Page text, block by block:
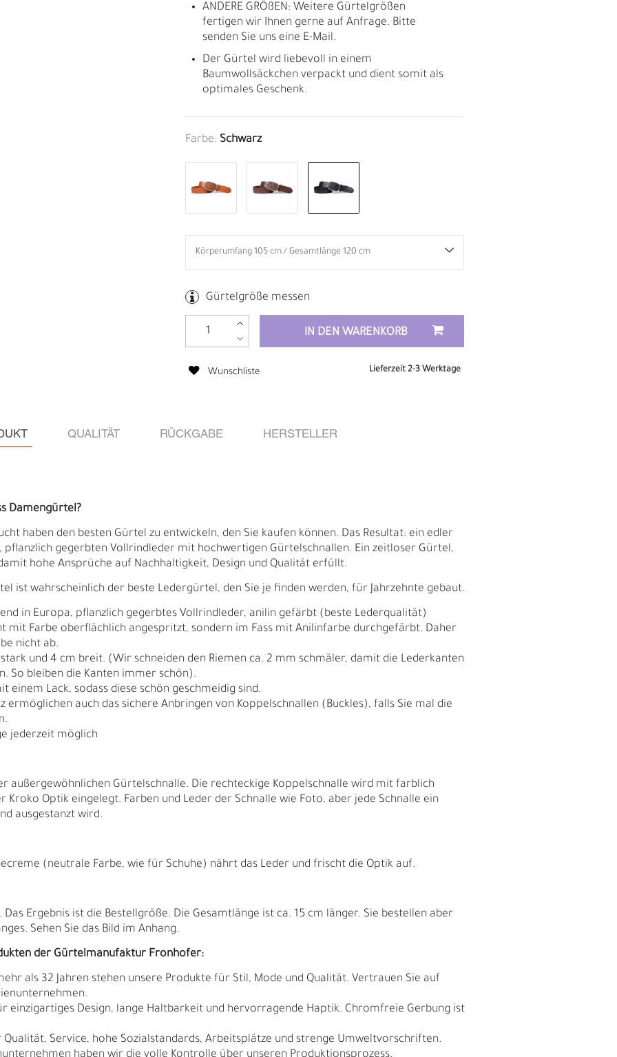
N I
ANDERE GRÖßEN: Weitere Gürtelgrößen
fertigen wir Ihnen gerne auf Anfrage. Bitte
senden Sie uns eine E-Mail.
Der Gürtel wird liebevoll in einem
Baumwollsäckchen verpackt und dient somit als
optimales Geschenk.
Farbe: Schwarz
Gürtelgröße messen
IN DEN WARENKORB
Wunschliste Lieferzeit 2-3 Werktage
QUALITÄT RÜCKGABE HERSTELLER
Damengürtel?
haben den besten Gürtel zu entwickeln, den Sie kaufen können. Das Resultat: ein edler
gegerbten Vollrindleder mit hochwertigen Gürtelschnallen. Ein zeitloser Gürtel,
hohe Ansprüche auf Nachhaltigkeit, Design und Qualität erfüllt.
ist wahrscheinlich der beste Ledergürtel, den Sie je finden werden, für Jahrzehnte gebaut.
in Europa, pflanzlich gegerbtes Vollrindleder, anilin gefärbt (beste Lederqualität)
mit Farbe oberflächlich angespritzt, sondern im Fass mit Anilinfarbe durchgefärbt. Daher
nicht ab.
und 4 cm breit. (Wir schneiden den Riemen ca. 2 mm schmäler, damit die Lederkanten
So bleiben die Kanten immer schön).
einem Lack, sodass diese schön geschmeidig sind.
ermöglichen auch das sichere Anbringen von Koppelschnallen (Buckles), falls Sie mal die
jederzeit möglich
außergewöhnlichen Gürtelschnalle. Die rechteckige Koppelschnalle wird mit farblich
Kroko Optik eingelegt. Farben und Leder der Schnalle wie Foto, aber jede Schnalle ein
ausgestanzt wird.
(neutrale Farbe, wie für Schuhe) nährt das Leder und frischt die Optik auf.
Ergebnis ist die Bestellgröße. Die Gesamtlänge ist ca. 15 cm länger. Sie bestellen aber
Sehen Sie das Bild im Anhang.
der Gürtelmanufaktur Fronhofer:
als 32 Jahren stehen unsere Produkte für Stil, Mode und Qualität. Vertrauen Sie auf
einzigartiges Design, lange Haltbarkeit und hervorragende Haptik. Chromfreie Gerbung ist
Service, hohe Sozialstandards, Arbeitsplätze und strenge Umweltvorschriften.